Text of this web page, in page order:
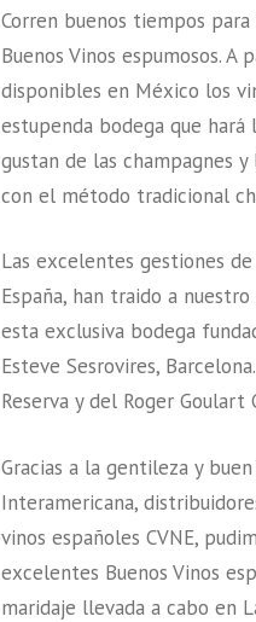
Corren buenos tiempos
Buenos Vinos espumosos.
disponibles en México los
estupenda bodega que
gustan de las champagnes
con el método tradicional
Las excelentes gestiones
España, han traido a
esta exclusiva bodega
Esteve Sesrovires,
Reserva y del Roger Goulart
Gracias a la gentileza y
Interamericana,
vinos españoles CVNE,
excelentes Buenos Vinos
maridaje llevada a cabo en